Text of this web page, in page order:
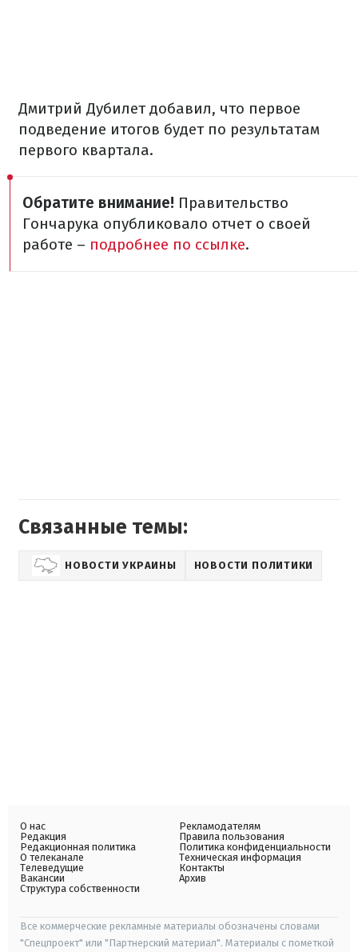
Дмитрий Дубилет добавил, что первое
подведение итогов будет по результатам
первого квартала.
Обратите внимание! Правительство
Гончарука опубликовало отчет о своей
работе – подробнее по ссылке.
Связанные темы:
НОВОСТИ УКРАИНЫ НОВОСТИ ПОЛИТИКИ
О нас
Редакция
Редакционная политика
О телеканале
Телеведущие
Вакансии
Структура собственности
Рекламодателям
Правила пользования
Политика конфиденциальности
Техническая информация
Контакты
Архив
Все коммерческие рекламные материалы обозначены словами
"Спецпроект" или "Партнерский материал". Материалы с пометкой